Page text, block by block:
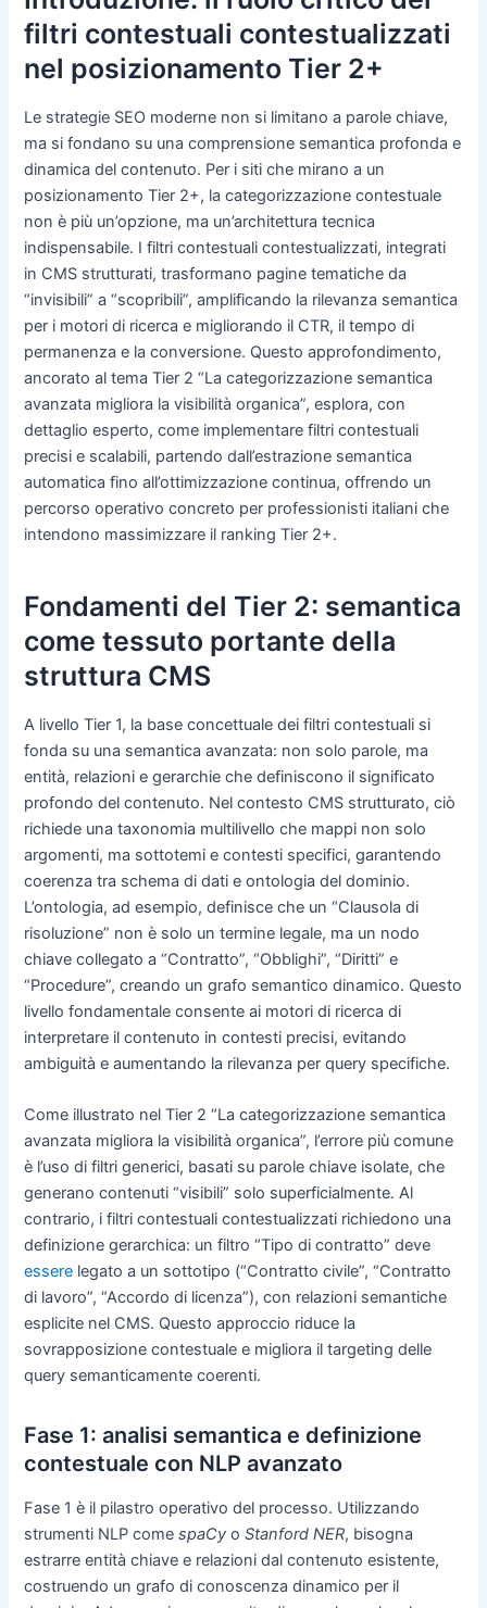
filtri contestuali contestualizzati
nel posizionamento Tier 2+
Le strategie SEO moderne non si limitano a parole chiave,
ma si fondano su una comprensione semantica profonda e
dinamica del contenuto. Per i siti che mirano a un
posizionamento Tier 2+, la categorizzazione contestuale
non è più un’opzione, ma un’architettura tecnica
indispensabile. I filtri contestuali contestualizzati, integrati
in CMS strutturati, trasformano pagine tematiche da
“invisibili” a “scopribili”, amplificando la rilevanza semantica
per i motori di ricerca e migliorando il CTR, il tempo di
permanenza e la conversione. Questo approfondimento,
ancorato al tema Tier 2 “La categorizzazione semantica
avanzata migliora la visibilità organica”, esplora, con
dettaglio esperto, come implementare filtri contestuali
precisi e scalabili, partendo dall’estrazione semantica
automatica fino all’ottimizzazione continua, offrendo un
percorso operativo concreto per professionisti italiani che
intendono massimizzare il ranking Tier 2+.
Fondamenti del Tier 2: semantica
come tessuto portante della
struttura CMS
A livello Tier 1, la base concettuale dei filtri contestuali si
fonda su una semantica avanzata: non solo parole, ma
entità, relazioni e gerarchie che definiscono il significato
profondo del contenuto. Nel contesto CMS strutturato, ciò
richiede una taxonomia multilivello che mappi non solo
argomenti, ma sottotemi e contesti specifici, garantendo
coerenza tra schema di dati e ontologia del dominio.
L’ontologia, ad esempio, definisce che un “Clausola di
risoluzione” non è solo un termine legale, ma un nodo
chiave collegato a “Contratto”, “Obblighi”, “Diritti” e
“Procedure”, creando un grafo semantico dinamico. Questo
livello fondamentale consente ai motori di ricerca di
interpretare il contenuto in contesti precisi, evitando
ambiguità e aumentando la rilevanza per query specifiche.
Come illustrato nel Tier 2 “La categorizzazione semantica
avanzata migliora la visibilità organica”, l’errore più comune
è l’uso di filtri generici, basati su parole chiave isolate, che
generano contenuti “visibili” solo superficialmente. Al
contrario, i filtri contestuali contestualizzati richiedono una
definizione gerarchica: un filtro “Tipo di contratto” deve
essere legato a un sottotipo (“Contratto civile”, “Contratto
di lavoro”, “Accordo di licenza”), con relazioni semantiche
esplicite nel CMS. Questo approccio riduce la
sovrapposizione contestuale e migliora il targeting delle
query semanticamente coerenti.
Fase 1: analisi semantica e definizione
contestuale con NLP avanzato
Fase 1 è il pilastro operativo del processo. Utilizzando
strumenti NLP comespaCy oStanford NER, bisogna
estrarre entità chiave e relazioni dal contenuto esistente,
costruendo un grafo di conoscenza dinamico per il